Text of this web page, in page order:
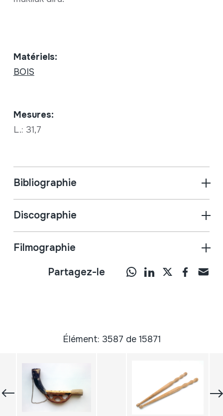
Matériels:
BOIS
Mesures:
L.: 31,7
Bibliographie
Discographie
Filmographie
Partagez-le
Élément: 3587 de 15871